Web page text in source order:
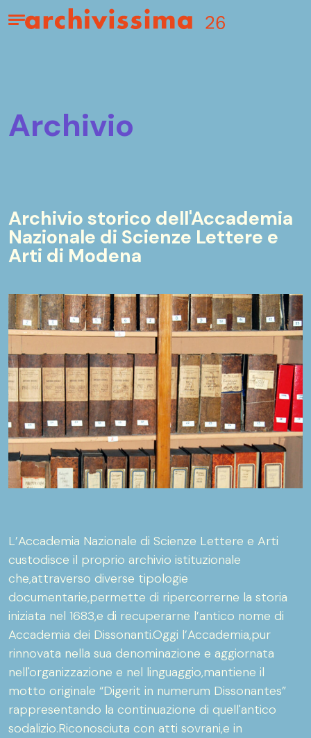
Home page
Apri il menu
archivio
Archivio storico dell'Accademia
Nazionale di Scienze Lettere e
Arti di Modena
L’Accademia Nazionale di Scienze Lettere e Arti
custodisce il proprio archivio istituzionale
che,attraverso diverse tipologie
documentarie,permette di ripercorrerne la storia
iniziata nel 1683,e di recuperarne l’antico nome di
Accademia dei Dissonanti.Oggi l’Accademia,pur
rinnovata nella sua denominazione e aggiornata
nell'organizzazione e nel linguaggio,mantiene il
motto originale “Digerit in numerum Dissonantes”
rappresentando la continuazione di quell'antico
sodalizio.Riconosciuta con atti sovrani,e in